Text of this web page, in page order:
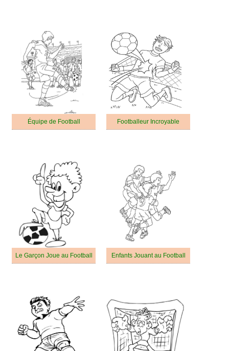
Équipe de Football Footballeur Incroyable
Le Garçon Joue au Football Enfants Jouant au Football